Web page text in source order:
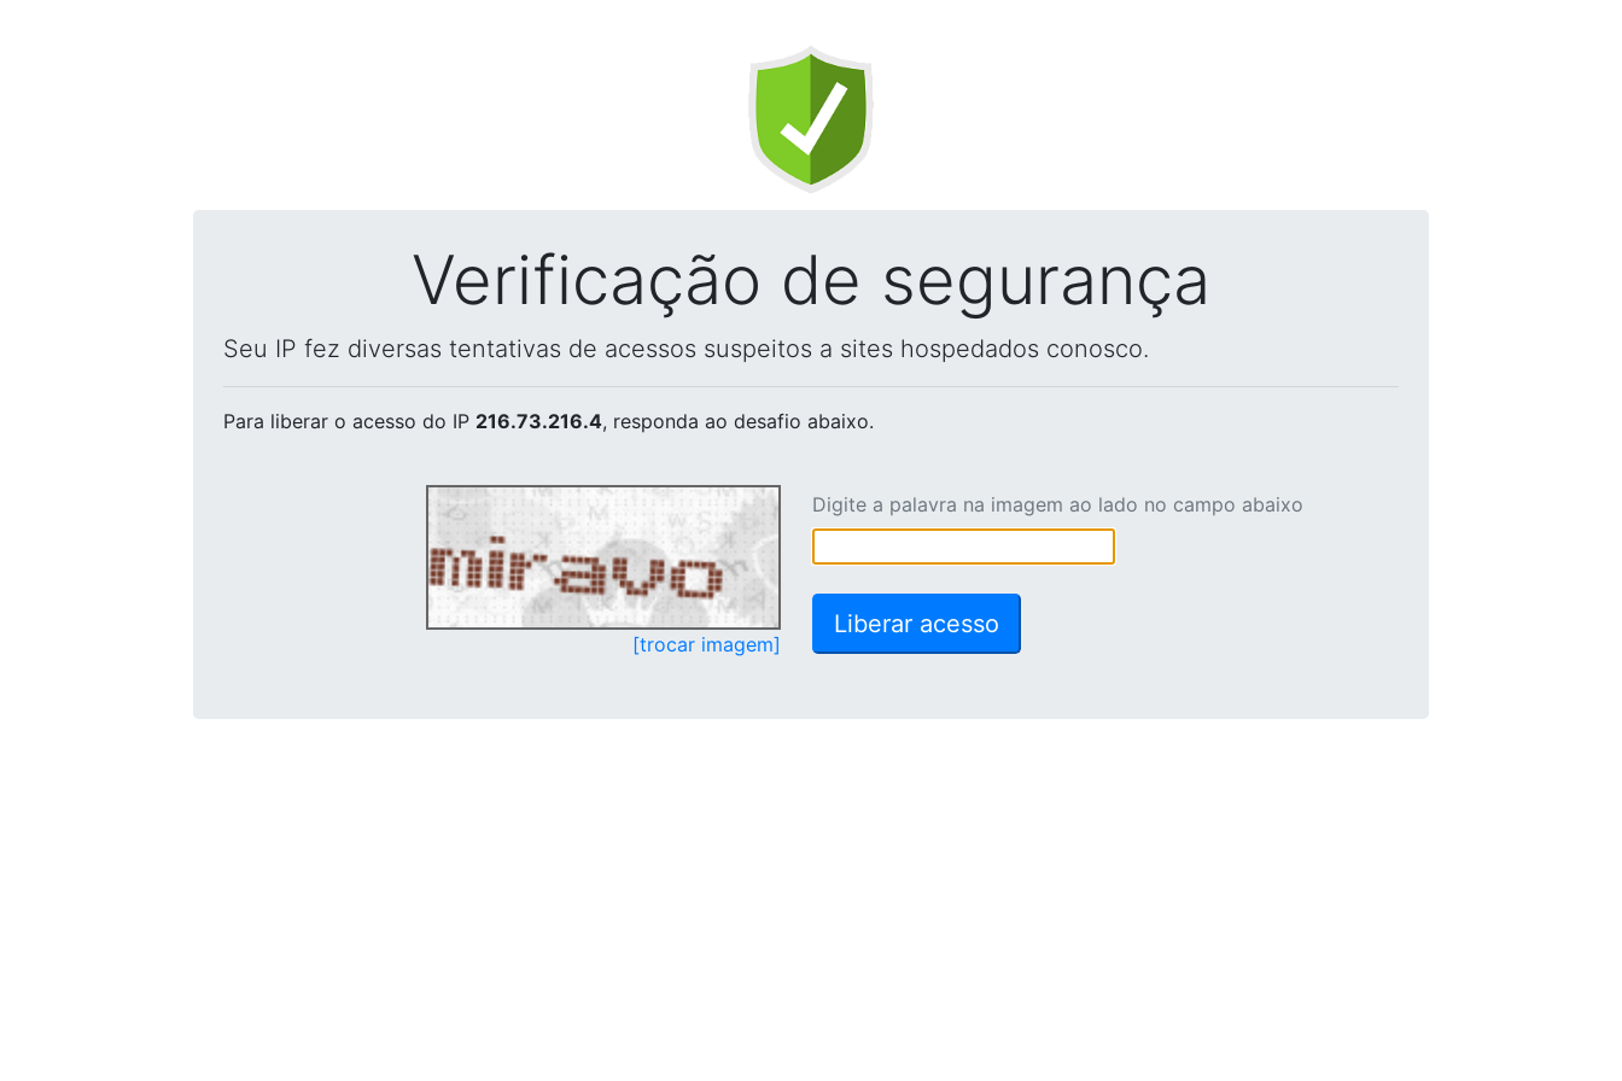
Verificação de segurança
Seu IP fez diversas tentativas de acessos suspeitos a sites hospedados conosco.
Para liberar o acesso do IP 216.73.216.4, responda ao desafio abaixo.
[trocar imagem]
Digite a palavra na imagem ao lado no campo abaixo